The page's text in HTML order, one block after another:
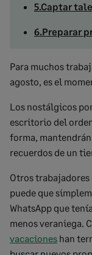
5.Captar
6.Preparar
Para muchos
agosto, es el
Los nostálgicos
escritorio del
forma,
recuerdos de un
Otros trabajadores
puede que
WhatsApp que
menos veraniega.
vacaciones han